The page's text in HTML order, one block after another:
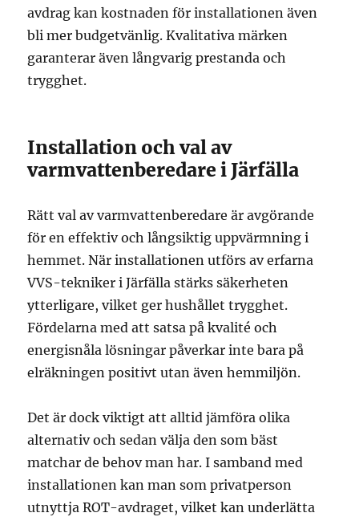
avdrag kan kostnaden för installationen även
bli mer budgetvänlig. Kvalitativa märken
garanterar även långvarig prestanda och
trygghet.
Installation och val av
varmvattenberedare i Järfälla
Rätt val av varmvattenberedare är avgörande
för en effektiv och långsiktig uppvärmning i
hemmet. När installationen utförs av erfarna
VVS-tekniker i Järfälla stärks säkerheten
ytterligare, vilket ger hushållet trygghet.
Fördelarna med att satsa på kvalité och
energisnåla lösningar påverkar inte bara på
elräkningen positivt utan även hemmiljön.
Det är dock viktigt att alltid jämföra olika
alternativ och sedan välja den som bäst
matchar de behov man har. I samband med
installationen kan man som privatperson
utnyttja ROT-avdraget, vilket kan underlätta